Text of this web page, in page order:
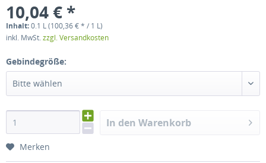
10,04 € *
Inhalt:0.1 L (100,36 € * / 1 L)
inkl. MwSt.zzgl. Versandkosten
Gebindegröße:
Bitte wählen
In den Warenkorb
Merken